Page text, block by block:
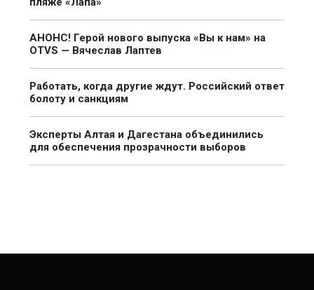
АНОНС! Герой нового выпуска «Вы к нам» на
OTVS — Вячеслав Лаптев
Работать, когда другие ждут. Российский ответ
болоту и санкциям
Эксперты Алтая и Дагестана объединились
для обеспечения прозрачности выборов